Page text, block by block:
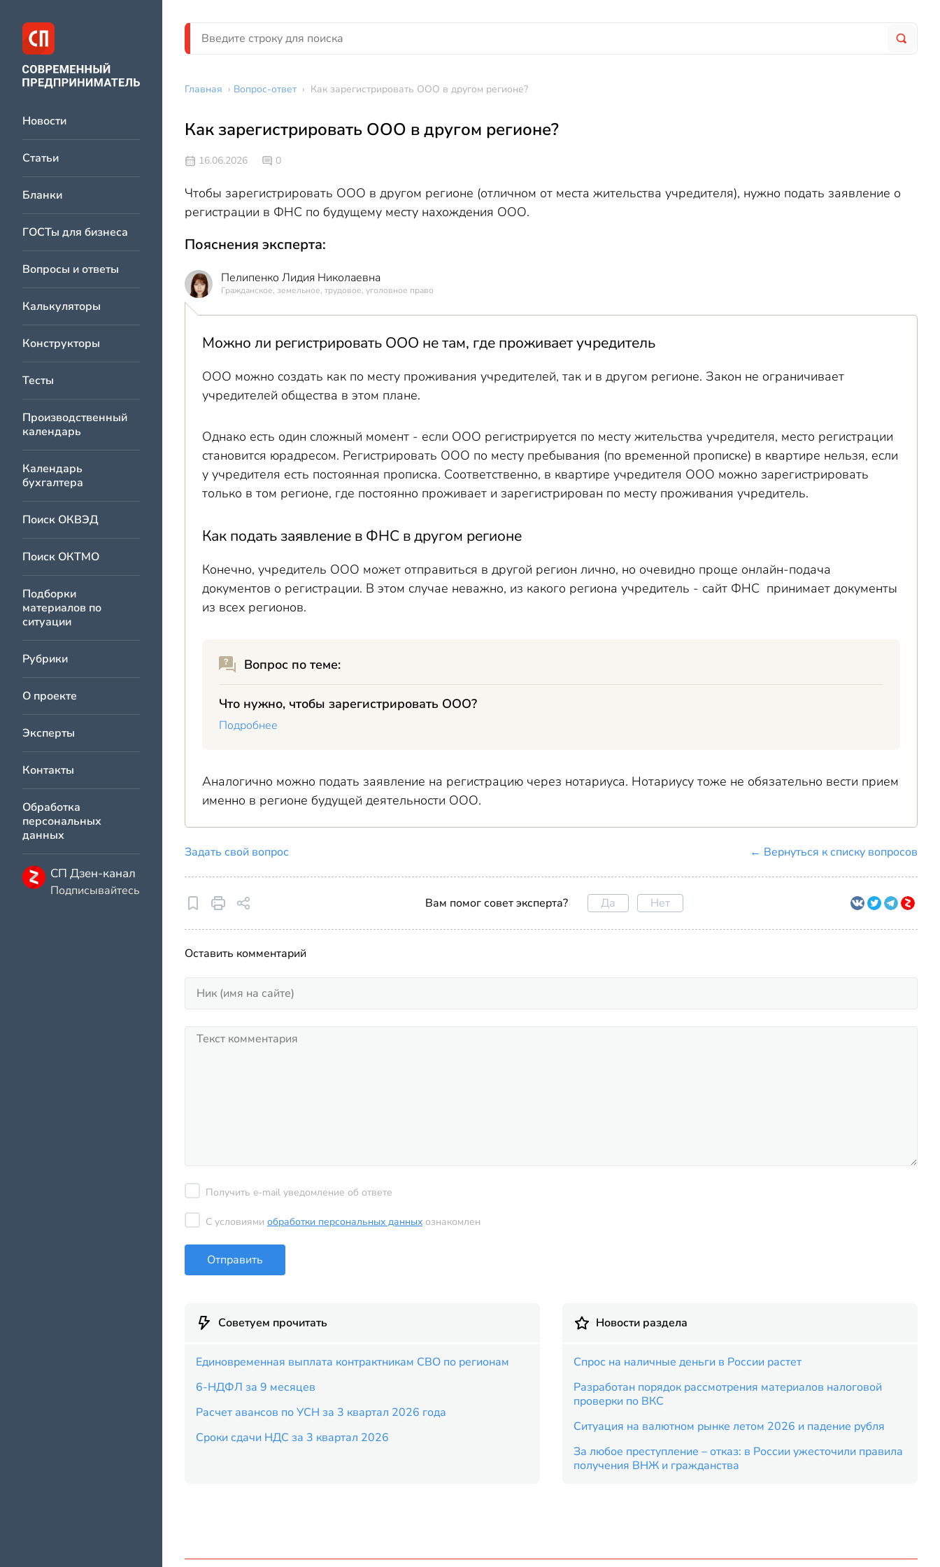
Новости
Статьи
Бланки
ГОСТы для бизнеса
Вопросы и ответы
Калькуляторы
Конструкторы
Тесты
Производственный
календарь
Календарь
бухгалтера
Поиск ОКВЭД
Поиск ОКТМО
Подборки
материалов по
ситуации
Рубрики
О проекте
Эксперты
Контакты
Обработка
персональных
данных
СП Дзен-канал
Подписывайтесь
Главная › Вопрос-ответ › Как зарегистрировать ООО в другом регионе?
Как зарегистрировать ООО в другом регионе?
16.06.2026 0
Чтобы зарегистрировать ООО в другом регионе (отличном от места жительства учредителя), нужно подать заявление о
регистрации в ФНС по будущему месту нахождения ООО.
Пояснения эксперта:
Пелипенко Лидия Николаевна
Гражданское, земельное, трудовое, уголовное право
Можно ли регистрировать ООО не там, где проживает учредитель
ООО можно создать как по месту проживания учредителей, так и в другом регионе. Закон не ограничивает
учредителей общества в этом плане.
Однако есть один сложный момент - если ООО регистрируется по месту жительства учредителя, место регистрации
становится юрадресом. Регистрировать ООО по месту пребывания (по временной прописке) в квартире нельзя, если
у учредителя есть постоянная прописка. Соответственно, в квартире учредителя ООО можно зарегистрировать
только в том регионе, где постоянно проживает и зарегистрирован по месту проживания учредитель.
Как подать заявление в ФНС в другом регионе
Конечно, учредитель ООО может отправиться в другой регион лично, но очевидно проще онлайн-подача
документов о регистрации. В этом случае неважно, из какого региона учредитель - сайт ФНС принимает документы
из всех регионов.
Вопрос по теме:
Что нужно, чтобы зарегистрировать ООО?
Подробнее
Аналогично можно подать заявление на регистрацию через нотариуса. Нотариусу тоже не обязательно вести прием
именно в регионе будущей деятельности ООО.
Задать свой вопрос ← Вернуться к списку вопросов
Вам помог совет эксперта? Да Нет
Оставить комментарий
Получить e-mail уведомление об ответе
С условиями обработки персональных данных ознакомлен
Отправить
Советуем прочитать
Единовременная выплата контрактникам СВО по регионам
6-НДФЛ за 9 месяцев
Расчет авансов по УСН за 3 квартал 2026 года
Сроки сдачи НДС за 3 квартал 2026
Новости раздела
Спрос на наличные деньги в России растет
Разработан порядок рассмотрения материалов налоговой
проверки по ВКС
Ситуация на валютном рынке летом 2026 и падение рубля
За любое преступление – отказ: в России ужесточили правила
получения ВНЖ и гражданства